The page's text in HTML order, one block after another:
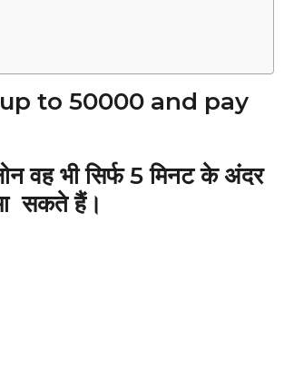
to 50000 and pay
वह भी सिर्फ 5 मिनट के अंदर
सकते हैं।